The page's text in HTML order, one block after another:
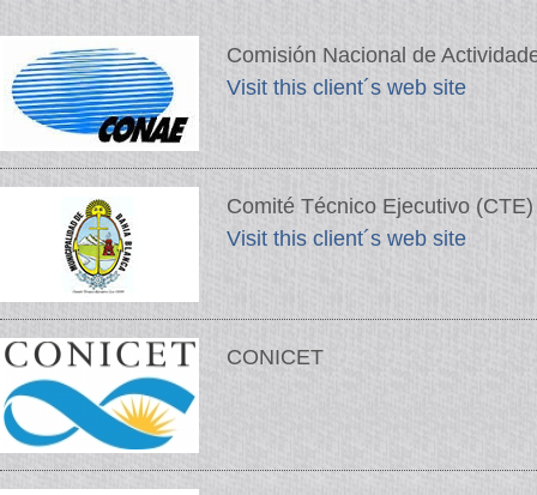
Comisión Nacional de
Visit this client´s web site
Comité Técnico Ejecutivo
Visit this client´s web site
CONICET